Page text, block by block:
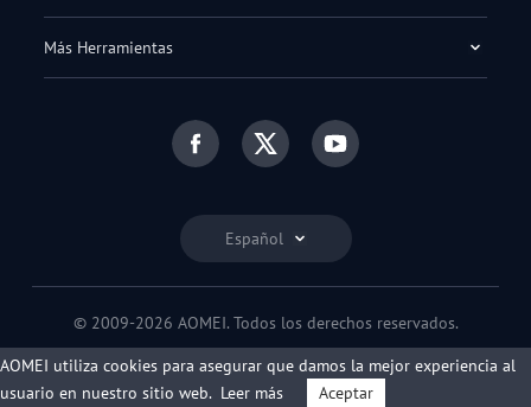
Español
Más Herramientas
© 2009-2026 AOMEI. Todos los derechos reservados.
Política de privacidad|Condiciones de uso
AOMEI utiliza cookies para asegurar que damos la mejor experiencia al
usuario en nuestro sitio web. Leer más Aceptar